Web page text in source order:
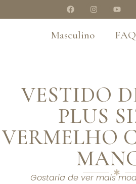
Masculino FAQ
VESTIDO
PLUS
VERMELHO
Gostaria de ver mais